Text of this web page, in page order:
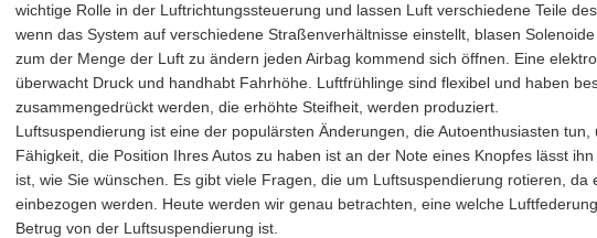
wichtige Rolle in der Luftrichtungssteuerung und lassen Luft verschiedene Teile
wenn das System auf verschiedene Straßenverhältnisse einstellt, blasen
zum der Menge der Luft zu ändern jeden Airbag kommend sich öffnen. Eine
überwacht Druck und handhabt Fahrhöhe. Luftfrühlinge sind flexibel und haben
zusammengedrückt werden, die erhöhte Steifheit, werden produziert.
Luftsuspendierung ist eine der populärsten Änderungen, die Autoenthusiasten
Fähigkeit, die Position Ihres Autos zu haben ist an der Note eines Knopfes lässt
ist, wie Sie wünschen. Es gibt viele Fragen, die um Luftsuspendierung rotieren,
einbezogen werden. Heute werden wir genau betrachten, eine welche
Betrug von der Luftsuspendierung ist.